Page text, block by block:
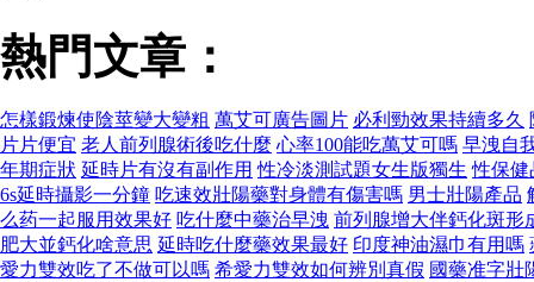
熱門文章：
怎樣鍛煉使陰莖變大變粗 萬艾可廣告圖片 必利勁效果持續多久
片片便宜 老人前列腺術後吃什麼 心率100能吃萬艾可嗎 早洩自
年期症狀 延時片有沒有副作用 性冷淡測試題女生版獨生 性保健
6s延時攝影一分鐘 吃速效壯陽藥對身體有傷害嗎 男士壯陽產品
么药一起服用效果好 吃什麼中藥治早洩 前列腺增大伴鈣化斑形
肥大並鈣化啥意思 延時吃什麼藥效果最好 印度神油濕巾有用嗎
愛力雙效吃了不做可以嗎 希愛力雙效如何辨別真假 國藥准字壯